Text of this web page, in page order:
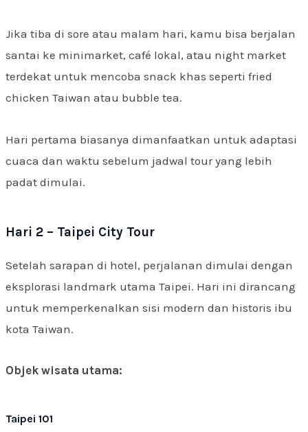
Jika tiba di sore atau malam hari, kamu bisa berjalan
santai ke minimarket, café lokal, atau night market
terdekat untuk mencoba snack khas seperti fried
chicken Taiwan atau bubble tea.
Hari pertama biasanya dimanfaatkan untuk adaptasi
cuaca dan waktu sebelum jadwal tour yang lebih
padat dimulai.
Hari 2 – Taipei City Tour
Setelah sarapan di hotel, perjalanan dimulai dengan
eksplorasi landmark utama Taipei. Hari ini dirancang
untuk memperkenalkan sisi modern dan historis ibu
kota Taiwan.
Objek wisata utama:
Taipei 101